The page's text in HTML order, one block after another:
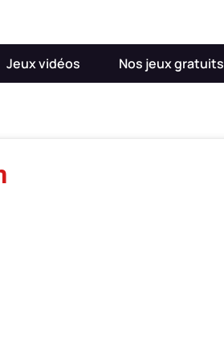
Jeux vidéos Nos jeux gratuits